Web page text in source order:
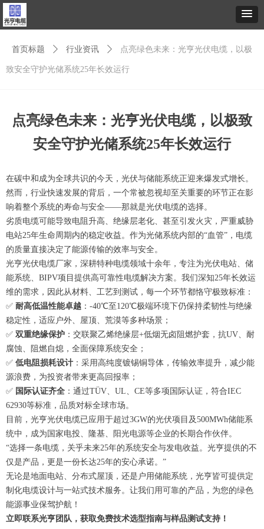
首页标题 ꄲ 行业资讯 ꄲ 点亮绿色未来：光亨光伏电缆，以极
致安全守护光储系统25年长效运行
点亮绿色未来：光亨光伏电缆，以极致
安全守护光储系统25年长效运行
在碳中和成为全球共识的今天，光伏与储能系统正迎来爆发式增长。
然而，行业快速发展的背后，一个常被忽视却至关重要的环节正在影
响着整个系统的寿命与安全——那就是光伏电缆的选择。
劣质电缆可能导致电阻升高、绝缘层老化、甚至引发火灾，严重威胁
电站25年生命周期内的稳定收益。作为光储系统内部的“血管”，电缆
的质量直接决定了能源传输的效率与安全。
光亨光伏电缆厂家，深耕特种电缆领域十余年，专注为光伏电站、储
能系统、BIPV项目提供高可靠性电缆解决方案。我们深知25年长效运
维的需求，因此从材料、工艺到测试，每一个环节都恪守极致标准：
✅ 耐高低温性能卓越 ：-40℃至120℃极端环境下仍保持柔韧性与绝缘
稳定性，适应户外、屋顶、荒漠等多种场景；
✅ 双重绝缘保护 ：交联聚乙烯绝缘层+低烟无卤阻燃护套，抗UV、耐
腐蚀、阻燃自熄，全面保障系统安全；
✅ 低电阻损耗设计 ：采用高纯度镀锡铜导体，传输效率提升，减少能
源浪费，为投资者带来更高回报率；
✅ 国际认证齐全 ：通过TÜV、UL、CE等多项国际认证，符合IEC
62930等标准，品质对标全球市场。
目前，光亨光伏电缆已应用于超过3GW的光伏项目及500MWh储能系
统中，成为国家电投、隆基、阳光电源等企业的长期合作伙伴。
“选择一条电缆，关乎未来25年的系统安全与发电收益。光亨提供的不
仅是产品，更是一份长达25年的安心承诺。”
无论是地面电站、分布式屋顶，还是户用储能系统，光亨皆可提供定
制化电缆设计与一站式技术服务。让我们用可靠的产品，为您的绿色
能源事业保驾护航！
立即联系光亨团队，获取免费技术选型指南与样品测试支持！